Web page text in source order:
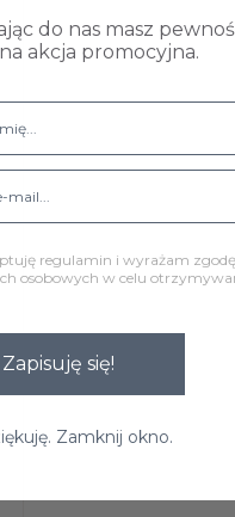
do nas masz
akcja promocyjna.
regulamin i wyrażam
osobowych w celu
Zapisuję się!
Zamknij okno.